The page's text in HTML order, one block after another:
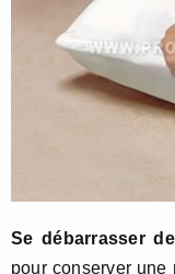
Se débarrasser
pour conserver